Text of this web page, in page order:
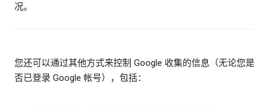
况。
您还可以通过其他方式来控制 Google 收集的信息（无论您是
否已登录 Google 帐号），包括：